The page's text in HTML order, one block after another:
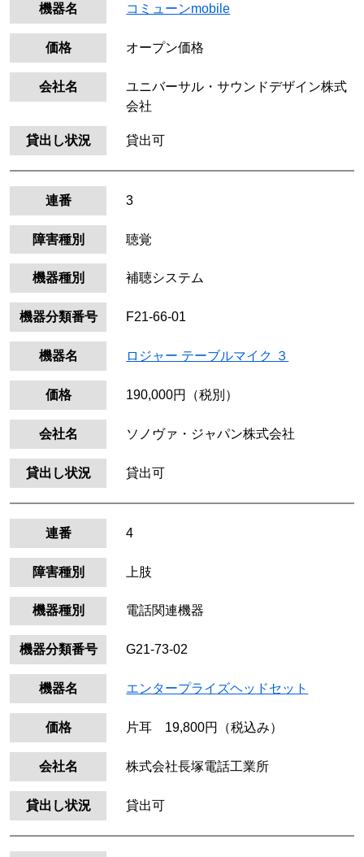
機器名 コミューンmobile
価格 オープン価格
会社名
ユニバーサル・サウンドデザイン株式
会社
貸出し状況 貸出可
連番 3
障害種別 聴覚
機器種別 補聴システム
機器分類番号 F21-66-01
機器名 ロジャー テーブルマイク ３
価格 190,000円（税別）
会社名 ソノヴァ・ジャパン株式会社
貸出し状況 貸出可
連番 4
障害種別 上肢
機器種別 電話関連機器
機器分類番号 G21-73-02
機器名 エンタープライズヘッドセット
価格 片耳 19,800円（税込み）
会社名 株式会社長塚電話工業所
貸出し状況 貸出可